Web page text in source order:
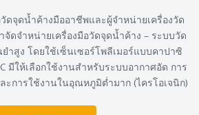
ดจุดน้ำค้างมืออาชีพและผู้จำหน่ายเครื่องวัด
จัดจำหน่ายเครื่องมือวัดจุดน้ำค้าง – ระบบวัด
ำสูง โดยใช้เซ็นเซอร์โพลีเมอร์แบบคาปาซิ
มีให้เลือกใช้งานสำหรับระบบอากาศอัด การ
การใช้งานในอุณหภูมิต่ำมาก (ไครโอเจนิก)